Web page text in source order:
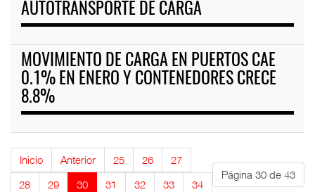
AUTOTRANSPORTE DE CARGA
MOVIMIENTO DE CARGA EN PUERTOS CAE
0.1% EN ENERO Y CONTENEDORES CRECE
8.8%
Página 30 de 43
Inicio Anterior 25 26
27
28
29 30 31 32 33
34